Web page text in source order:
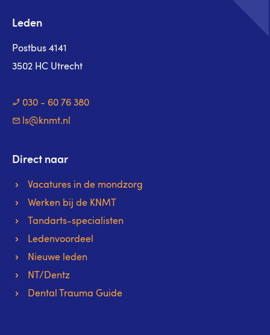
Leden
Postbus 4141
3502 HC Utrecht
030 - 60 76 380
ls@knmt.nl
Direct naar
Vacatures in de mondzorg
Werken bij de KNMT
Tandarts-specialisten
Ledenvoordeel
Nieuwe leden
NT/Dentz
Dental Trauma Guide